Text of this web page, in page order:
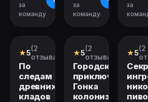
за
команду
за
команду
за
Городской
квест
★5(2
отзыва)
По
следам
древних
кладов
Городской
квест
★5(2
отзыва)
Городские
приключения.
Гонка
колонизаторов
★5(2